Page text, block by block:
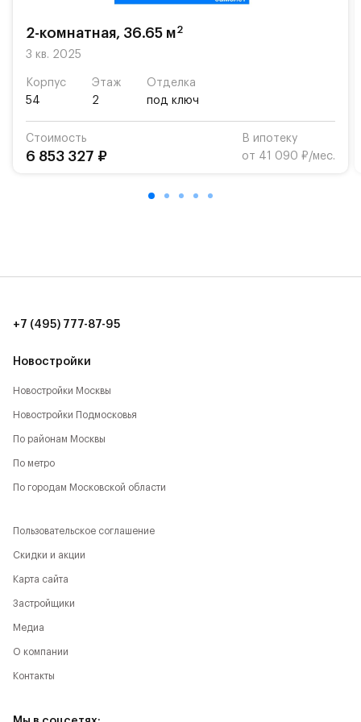
возможность посещения частной гимназии
Для автомобилистов — закрытые озеленённые
Территория квартала приватная, въезд
осуществляется по пропускам.#yan19-2r1520894#
2-комнатная, 36.65 м2
3 кв. 2025
Корпус
54
Этаж
2
Отделка
под ключ
Стоимость
6 853 327 ₽
В ипотеку
от 41 090 ₽/мес.
Новостройки
Новостройки Москвы
Новостройки Подмосковья
По районам Москвы
По метро
По городам Московской области
+7 (495) 777-87-95
Пользовательское соглашение
Скидки и акции
Карта сайта
Застройщики
Медиа
О компании
Контакты